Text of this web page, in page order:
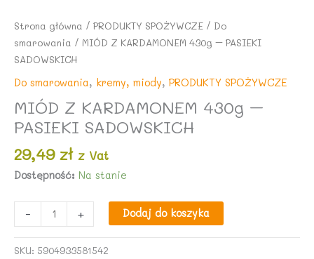
Strona główna / PRODUKTY SPOŻYWCZE / Do
smarowania / MIÓD Z KARDAMONEM 430g – PASIEKI
SADOWSKICH
Do smarowania, kremy, miody, PRODUKTY SPOŻYWCZE
MIÓD Z KARDAMONEM 430g –
PASIEKI SADOWSKICH
29,49 zł z Vat
Dostępność: Na stanie
-
MIÓD
Z
+ Dodaj do koszyka
SKU: 5904933581542